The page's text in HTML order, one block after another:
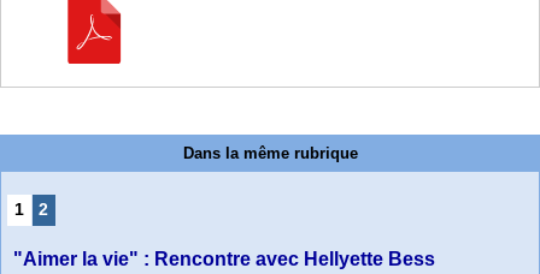
Dans la même rubrique
1 2
"Aimer la vie" : Rencontre avec Hellyette Bess